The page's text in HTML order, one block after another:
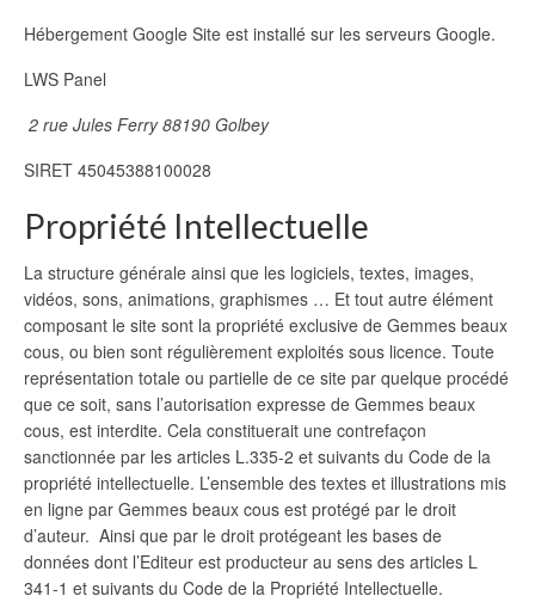
Hébergement Google Site est installé sur les serveurs Google.
LWS Panel
2 rue Jules Ferry 88190 Golbey
SIRET 45045388100028
Propriété Intellectuelle
La structure générale ainsi que les logiciels, textes, images,
vidéos, sons, animations, graphismes … Et tout autre élément
composant le site sont la propriété exclusive de Gemmes beaux
cous, ou bien sont régulièrement exploités sous licence. Toute
représentation totale ou partielle de ce site par quelque procédé
que ce soit, sans l’autorisation expresse de Gemmes beaux
cous, est interdite. Cela constituerait une contrefaçon
sanctionnée par les articles L.335-2 et suivants du Code de la
propriété intellectuelle. L’ensemble des textes et illustrations mis
en ligne par Gemmes beaux cous est protégé par le droit
d’auteur. Ainsi que par le droit protégeant les bases de
données dont l’Editeur est producteur au sens des articles L
341-1 et suivants du Code de la Propriété Intellectuelle.